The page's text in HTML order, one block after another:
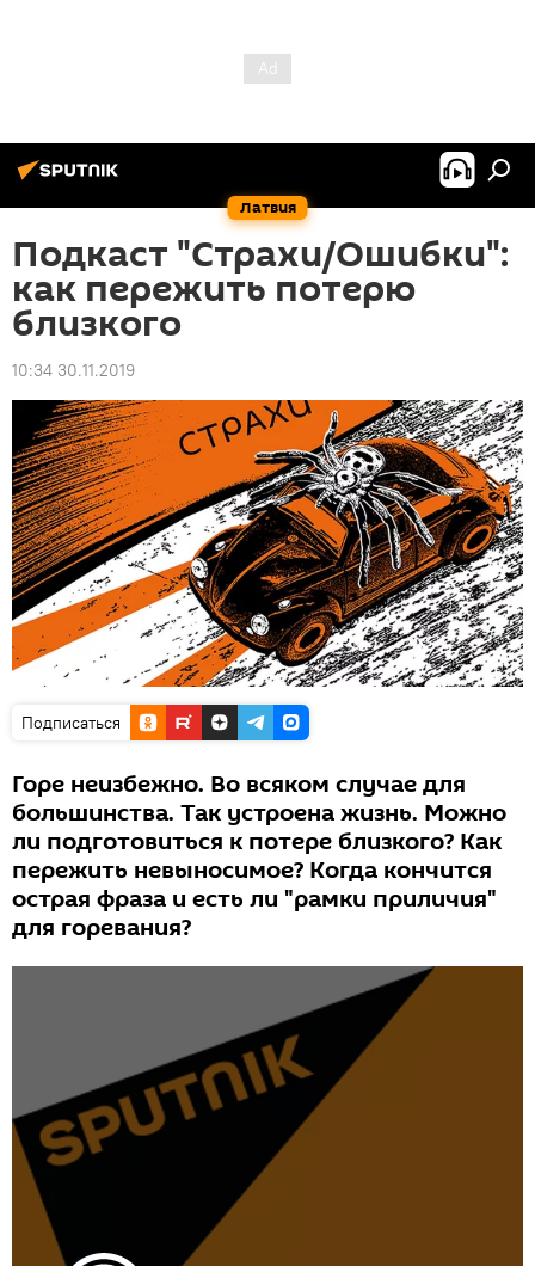
Латвия
Подкаст "Страхи/Ошибки":
как пережить потерю
близкого
10:34 30.11.2019
Подписаться
Горе неизбежно. Во всяком случае для
большинства. Так устроена жизнь. Можно
ли подготовиться к потере близкого? Как
пережить невыносимое? Когда кончится
острая фраза и есть ли "рамки приличия"
для горевания?